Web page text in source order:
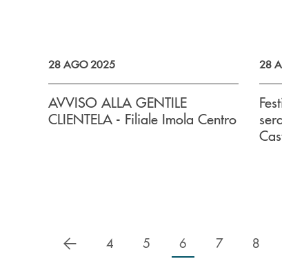
28 AGO 2025
AVVISO ALLA GENTILE
CLIENTELA - Filiale Imola Centro
28
precedente
4 5 6 7 8